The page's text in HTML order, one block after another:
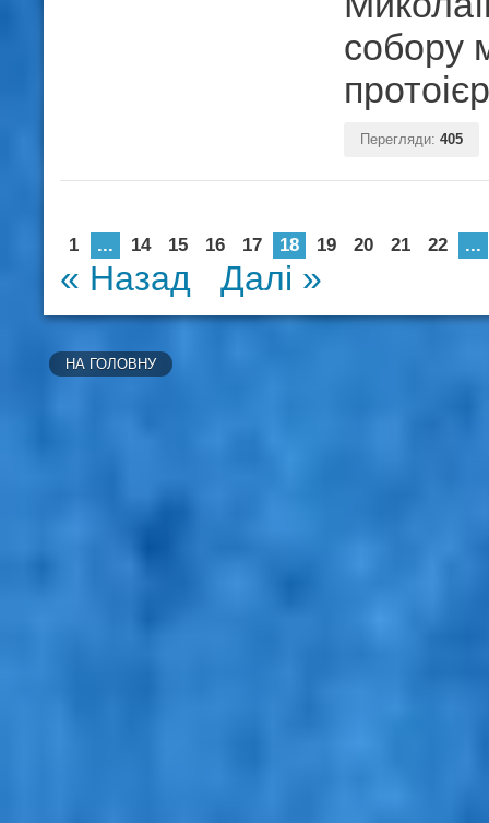
собору
Перегляди: 405
1 ... 14 15 16 17 18 19 20 21 22 ...
« Назад Далі »
НА ГОЛОВНУ